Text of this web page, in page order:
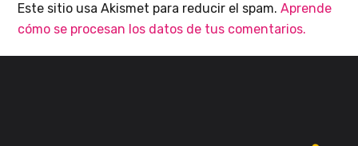
Este sitio usa Akismet para reducir el spam.Aprende
cómo se procesan los datos de tus comentarios.